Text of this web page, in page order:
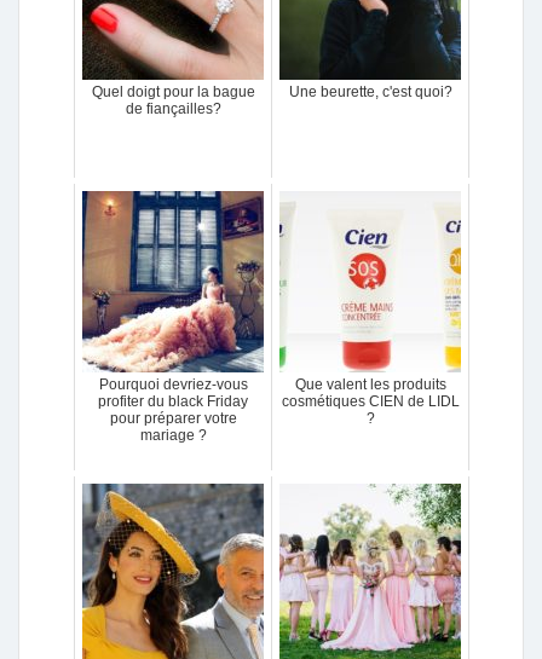
Quel doigt pour la bague
de fiançailles?
Une beurette, c'est quoi?
Pourquoi devriez-vous
profiter du black Friday
pour préparer votre
mariage ?
Que valent les produits
cosmétiques CIEN de LIDL
?